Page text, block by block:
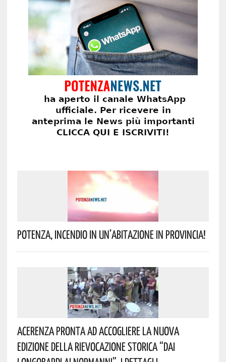
Potenza, Incendio In Un’abitazione In Provincia!
Acerenza Pronta Ad Accogliere La Nuova
Edizione Della Rievocazione Storica “Dai